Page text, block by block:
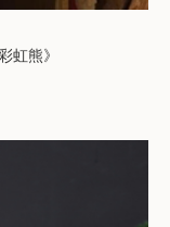
虹熊》